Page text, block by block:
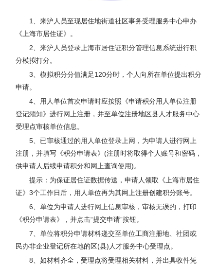
1、来沪人员至现居住地街道社区事务受理服务中心申办
《上海市居住证》。
2、来沪人员登录上海市居住证积分管理信息系统进行积
分模拟打分。
3、模拟积分分值满足120分时，个人向所在单位提出积分
申请。
4、用人单位首次申请时应按照《申请积分用人单位注册
登记须知》进行网上注册，并至单位注册地区县人才服务中心
受理点审核单位信息。
5、已审核通过的用人单位登录上网，为申请人进行网上
注册，并填写《积分申请表》(注册时将取得个人账号和密码，
供申请人后续申请积分和网上查询使用)。
提示：为保证居住证数据传送，申请人领取《上海市居住
证》3个工作日后，用人单位再为其网上注册创建积分账号。
6、单位为申请人进行网上信息审核，审核无误的，打印
《积分申请表》，并点击“提交申请”按钮。
7、单位将积分申请材料递交至单位工商注册地、社团或
民办非企业登记所在地的区(县)人才服务中心受理点。
8、如材料齐全，受理点将受理相关材料，并出具收件凭